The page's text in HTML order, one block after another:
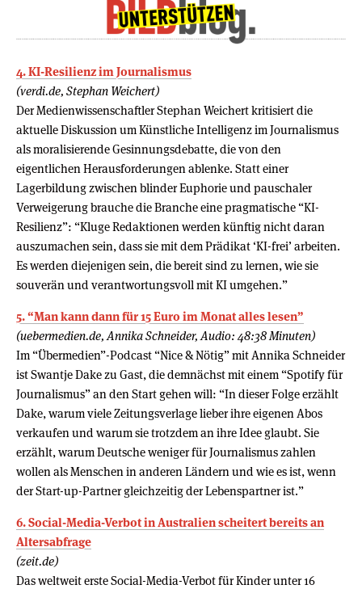
4. KI-Resilienz im Journalismus
(verdi.de, Stephan Weichert)
Der Medienwissenschaftler Stephan Weichert kritisiert die
aktuelle Diskussion um Künstliche Intelligenz im Journalismus
als moralisierende Gesinnungsdebatte, die von den
eigentlichen Herausforderungen ablenke. Statt einer
Lagerbildung zwischen blinder Euphorie und pauschaler
Verweigerung brauche die Branche eine pragmatische “KI-
Resilienz”: “Kluge Redaktionen werden künftig nicht daran
auszumachen sein, dass sie mit dem Prädikat ‘KI-frei’ arbeiten.
Es werden diejenigen sein, die bereit sind zu lernen, wie sie
souverän und verantwortungsvoll mit KI umgehen.”
5. “Man kann dann für 15 Euro im Monat alles lesen”
(uebermedien.de, Annika Schneider, Audio: 48:38 Minuten)
Im “Übermedien”-Podcast “Nice & Nötig” mit Annika Schneider
ist Swantje Dake zu Gast, die demnächst mit einem “Spotify für
Journalismus” an den Start gehen will: “In dieser Folge erzählt
Dake, warum viele Zeitungsverlage lieber ihre eigenen Abos
verkaufen und warum sie trotzdem an ihre Idee glaubt. Sie
erzählt, warum Deutsche weniger für Journalismus zahlen
wollen als Menschen in anderen Ländern und wie es ist, wenn
der Start-up-Partner gleichzeitig der Lebenspartner ist.”
6. Social-Media-Verbot in Australien scheitert bereits an
Altersabfrage
(zeit.de)
Das weltweit erste Social-Media-Verbot für Kinder unter 16